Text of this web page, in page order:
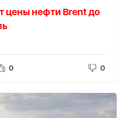
цены нефти Brent до
0 0